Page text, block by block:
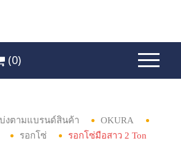
(0)
งตามแบรนด์สินค้า
OKURA
รอกโซ่ รอกโซ่มือสาว 2 Ton